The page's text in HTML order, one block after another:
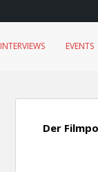
INTERVIEWS EVENTS
Der